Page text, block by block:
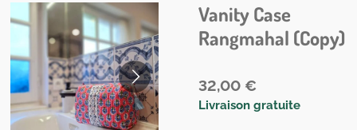
Vanity Case
Rangmahal (Copy)
32,00 €
Livraison gratuite